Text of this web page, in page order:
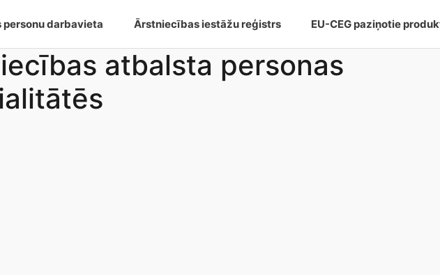
darbavieta Ārstniecības iestāžu reģistrs EU-CEG paziņotie
atbalsta personas